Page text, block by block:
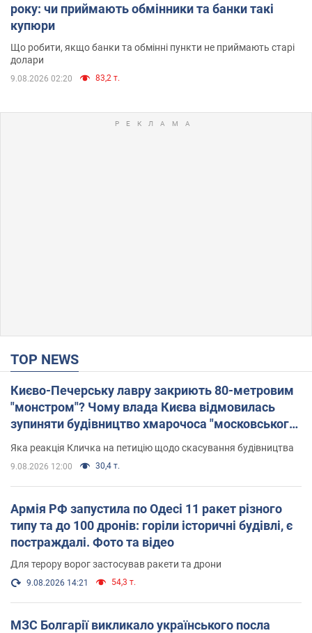
року: чи приймають обмінники та банки такі
купюри
Що робити, якщо банки та обмінні пункти не приймають старі
долари
9.08.2026 02:20 83,2 т.
TOP NEWS
Києво-Печерську лавру закриють 80-метровим
"монстром"? Чому влада Києва відмовилась
зупиняти будівництво хмарочоса "московського
вірянина"
Яка реакція Кличка на петицію щодо скасування будівництва
9.08.2026 12:00 30,4 т.
Армія РФ запустила по Одесі 11 ракет різного
типу та до 100 дронів: горіли історичні будівлі, є
постраждалі. Фото та відео
Для терору ворог застосував ракети та дрони
9.08.2026 14:21 54,3 т.
МЗС Болгарії викликало українського посла